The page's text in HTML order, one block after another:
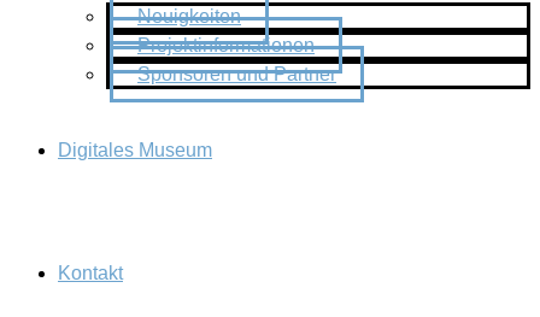
Neuigkeiten
Projektinformationen
Sponsoren und Partner
Digitales Museum
Kontakt